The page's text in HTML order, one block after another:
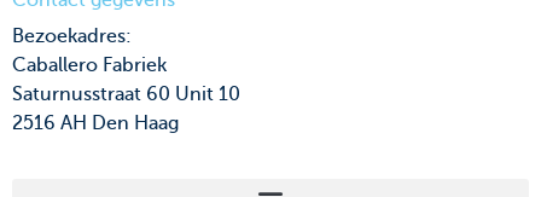
Bezoekadres:
Caballero Fabriek
Saturnusstraat 60 Unit 10
2516 AH Den Haag